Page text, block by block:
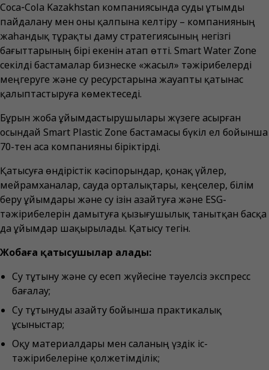
Coca‑Cola Kazakhstan компаниясында суды ұтымды
пайдалану мен оны қалпына келтіру – компанияның
жаһандық тұрақты даму стратегиясының негізгі
бағыттарының бірі екенін атап өтті. Smart Water Zone
секілді бастамалар бизнеске «жасыл» тәжірибелерді
меңгеруге және су ресурстарына жауапты қатынас
қалыптастыруға көмектеседі.
Бұрын жоба ұйымдастырушылары жүзеге асырған
осындай Smart Plastic Zone бастамасы бүкіл ел бойынша
70-тен аса компанияны біріктірді.
Қатысуға өндірістік кәсіпорындар, қонақ үйлер,
мейрамханалар, сауда орталықтары, кеңселер, білім
беру ұйымдары және су ізін азайтуға және ESG-
тәжірибелерін дамытуға қызығушылық танытқан басқа
да ұйымдар шақырылады. Қатысу тегін.
Жобаға қатысушылар алады:
Су тұтыну және су есеп жүйесіне тәуелсіз экспресс
бағалау;
Су тұтынуды азайту бойынша практикалық
ұсыныстар;
Оқу материалдары мен саланың үздік іс-
тәжірибелеріне қолжетімділік;